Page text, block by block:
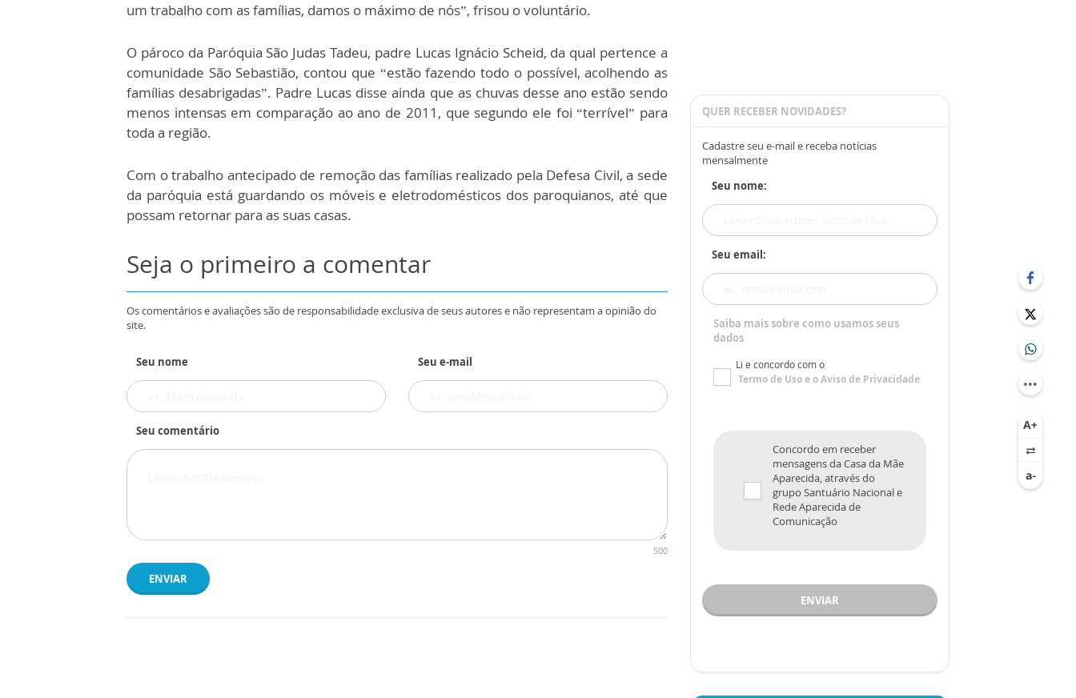
um trabalho com as famílias, damos o máximo de nós”, frisou o voluntário.
O pároco da Paróquia São Judas Tadeu, padre Lucas Ignácio Scheid, da qual pertence a
comunidade São Sebastião, contou que “estão fazendo todo o possível, acolhendo as
famílias desabrigadas”. Padre Lucas disse ainda que as chuvas desse ano estão sendo
menos intensas em comparação ao ano de 2011, que segundo ele foi “terrível” para
toda a região.
Com o trabalho antecipado de remoção das famílias realizado pela Defesa Civil, a sede
da paróquia está guardando os móveis e eletrodomésticos dos paroquianos, até que
possam retornar para as suas casas.
Seja o primeiro a comentar
Os comentários e avaliações são de responsabilidade exclusiva de seus autores e não representam a opinião do
site.
Seu nome Seu e-mail
Seu comentário
500
ENVIAR
QUER RECEBER NOVIDADES?
Cadastre seu e-mail e receba notícias
mensalmente
Seu nome:
Seu email:
Saiba mais sobre como usamos seus
dados
Li e concordo com o
Termo de Usoe oAviso de Privacidade
Concordo em receber
mensagens da Casa da Mãe
Aparecida, através do
grupo Santuário Nacional e
Rede Aparecida de
Comunicação
ENVIAR